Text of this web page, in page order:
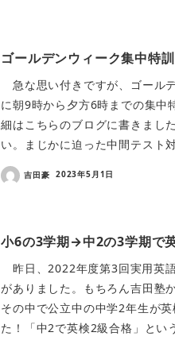
ゴールデンウィーク集中特
急な思い付きですが、ゴール
に朝9時から夕方6時までの集中
細はこちらのブログに書きまし
い。まじかに迫った中間テスト
吉田豪 2023年5月1日
小6の3学期→中2の3学期で
昨日、2022年度第3回実用英
がありました。もちろん吉田塾
その中で公立中の中学2年生が
た！「中2で英検2級合格」と